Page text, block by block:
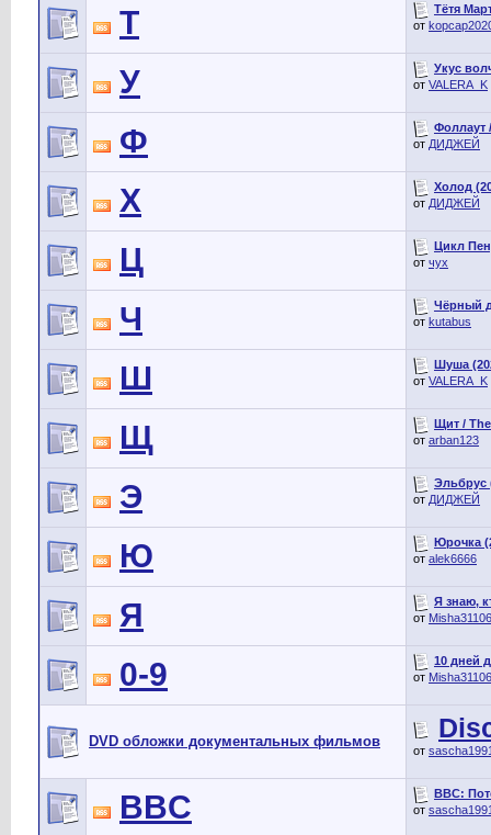
Т
Тётя
от
У
Укус
от VALERA_K
Ф
Фоллаут
от ДИДЖЕЙ
Х
Холод
от ДИДЖЕЙ
Ц
Цикл
от чух
Ч
Чёрный
от kutabus
Ш
Шуша
от VALERA_K
Щ
Щит / The
от arban123
Э
Эльбрус
от ДИДЖЕЙ
Ю
Юрочка
от alek6666
Я
Я знаю,
от
0-9
10 дней
от
DVD обложки документальных фильмов
от
BBC
BBC:
от